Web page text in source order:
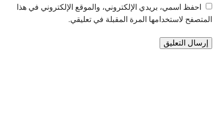
احفظ اسمي، بريدي الإلكتروني، والموقع الإلكتروني في هذا
المتصفح لاستخدامها المرة المقبلة في تعليقي.